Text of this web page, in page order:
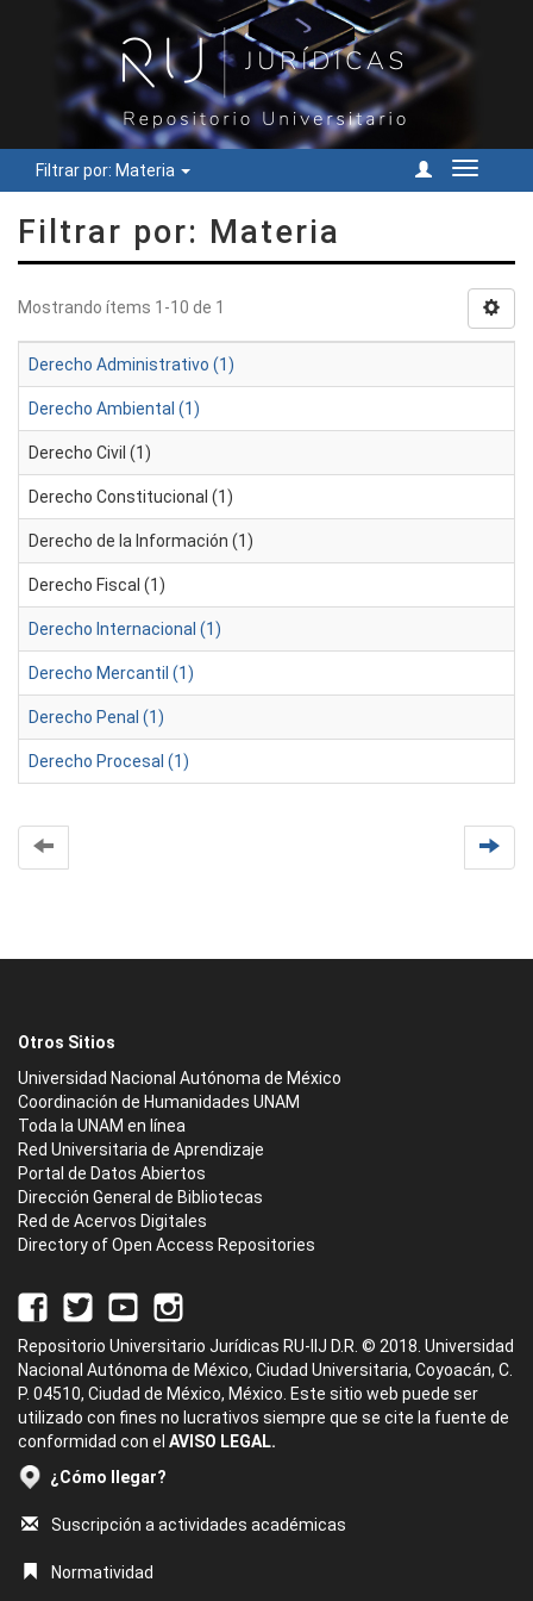
Filtrar por: Materia
Cambiar
Filtrar por: Materia
Mostrando ítems 1-10 de 1
Derecho Administrativo (1)
Derecho Ambiental (1)
Derecho Civil (1)
Derecho Constitucional (1)
Derecho de la Información (1)
Derecho Fiscal (1)
Derecho Internacional (1)
Derecho Mercantil (1)
Derecho Penal (1)
Derecho Procesal (1)
Otros Sitios
Universidad Nacional Autónoma de México
Coordinación de Humanidades UNAM
Toda la UNAM en línea
Red Universitaria de Aprendizaje
Portal de Datos Abiertos
Dirección General de Bibliotecas
Red de Acervos Digitales
Directory of Open Access Repositories
Repositorio Universitario Jurídicas RU-IIJ D.R. © 2018. Universidad
Nacional Autónoma de México, Ciudad Universitaria, Coyoacán, C.
P. 04510, Ciudad de México, México. Este sitio web puede ser
utilizado con fines no lucrativos siempre que se cite la fuente de
conformidad con el AVISO LEGAL.
¿Cómo llegar?
Suscripción a actividades académicas
Normatividad